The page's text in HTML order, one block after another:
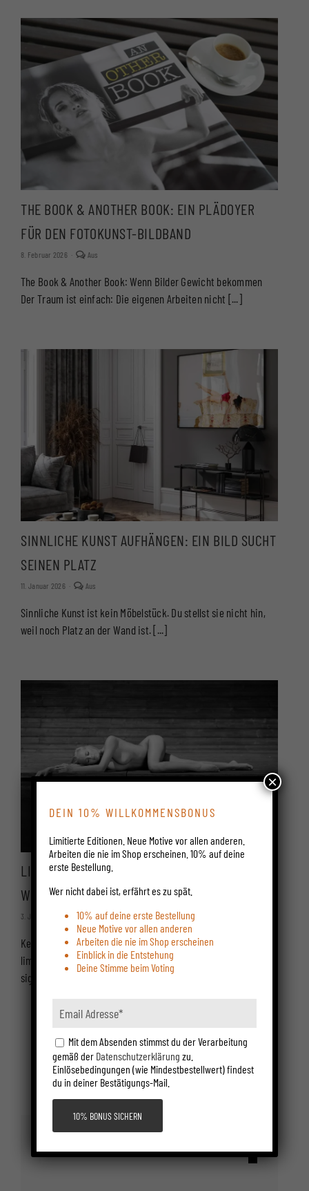
THE BOOK & ANOTHER BOOK: EIN PLÄDOYER
FÜR DEN FOTOKUNST-BILDBAND
8. Februar 2026 · AusKommentare
THE
&
FÜR
The Book & Another Book: Wenn Bilder Gewicht bekommen
Der Traum ist einfach: Die eigenen Arbeiten nicht [...]
SINNLICHE KUNST AUFHÄNGEN: EIN BILD SUCHT
SEINEN PLATZ
11. Januar 2026 · AusKommentare
SINNLICHE
AUFHÄNGEN:
PLATZ
Sinnliche Kunst ist kein Möbelstück. Du stellst sie nicht hin,
weil noch Platz an der Wand ist. [...]
LIMITIERTE FINE ART AKTFOTOGRAFIE KAUFEN –
WO UND WIE
3. Januar 2026 · Aus Kommentare
deaktiviert
für
LIMITIERTE
FINE
ART
AKTFOTOGRAFIE
UND
Kein Poster. Keine Datei. Ein dokumentiertes Werk. Wer
limitierte Fine Art Aktfotografie kaufen will — nummeriert,
signiert, mit [...]
nach:
DEIN 10% WILLKOMMENSBONUS
Limitierte Editionen. Neue Motive vor allen anderen.
Arbeiten die nie im Shop erscheinen. 10% auf deine
erste Bestellung.
Wer nicht dabei ist, erfährt es zu spät.
10% auf deine erste Bestellung
Neue Motive vor allen anderen
Arbeiten die nie im Shop erscheinen
Einblick in die Entstehung
Deine Stimme beim Voting
Mit dem Absenden stimmst du der Verarbeitung
gemäß der Datenschutzerklärung zu.
Einlösebedingungen (wie Mindestbestellwert) findest
du in deiner Bestätigungs-Mail.
×